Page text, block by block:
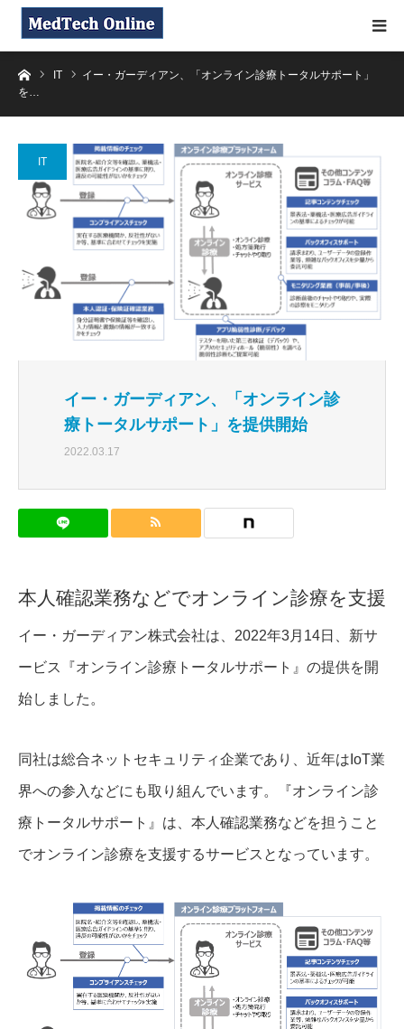
ホーム
IT
イー・ガーディアン、「オンライン診療トータルサポート」
を…
IT
イー・ガーディアン、「オンライン診
療トータルサポート」を提供開始
2022.03.17
本人確認業務などでオンライン診療を支援
イー・ガーディアン株式会社は、2022年3月14日、新サ
ービス『オンライン診療トータルサポート』の提供を開
始しました。
同社は総合ネットセキュリティ企業であり、近年はIoT業
界への参入などにも取り組んでいます。『オンライン診
療トータルサポート』は、本人確認業務などを担うこと
でオンライン診療を支援するサービスとなっています。